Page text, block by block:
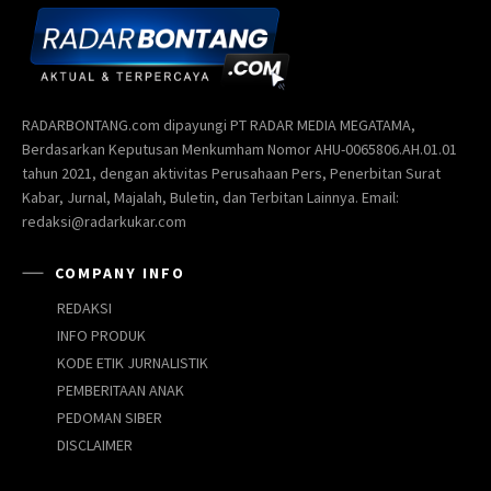
RADARBONTANG.com dipayungi PT RADAR MEDIA MEGATAMA,
Berdasarkan Keputusan Menkumham Nomor AHU-0065806.AH.01.01
tahun 2021, dengan aktivitas Perusahaan Pers, Penerbitan Surat
Kabar, Jurnal, Majalah, Buletin, dan Terbitan Lainnya. Email:
redaksi@radarkukar.com
COMPANY INFO
REDAKSI
INFO PRODUK
KODE ETIK JURNALISTIK
PEMBERITAAN ANAK
PEDOMAN SIBER
DISCLAIMER